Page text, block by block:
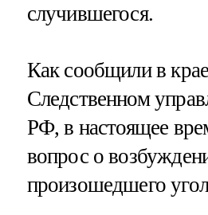
случившегося.
Как сообщили в
Следственном
РФ, в настоящее
вопрос о
произошедшего